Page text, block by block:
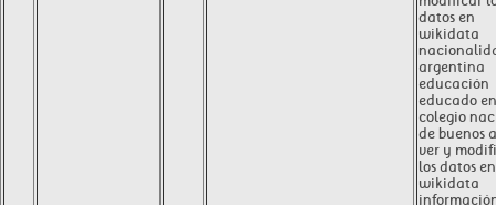
datos en
wikidata
argentina
educación
educado en
colegio
de buenos
ver y
los datos en
wikidata